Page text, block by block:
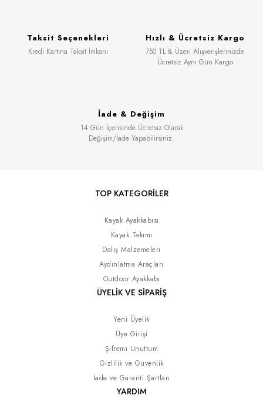
Taksit Seçenekleri
Kredi Kartına Taksit İmkanı
Hızlı & Ücretsiz Kargo
750 TL & Üzeri Alışverişlerinizde
Ücretsiz Aynı Gün Kargo
İade & Değişim
14 Gün İçerisinde Ücretsiz Olarak
Değişim/İade Yapabilirsiniz.
TOP KATEGORİLER
Kayak Ayakkabısı
Kayak Takımı
Dalış Malzemeleri
Aydınlatma Araçları
Outdoor Ayakkabı
ÜYELİK VE SİPARİŞ
Yeni Üyelik
Üye Girişi
Şifremi Unuttum
Gizlilik ve Güvenlik
İade ve Garanti Şartları
YARDIM